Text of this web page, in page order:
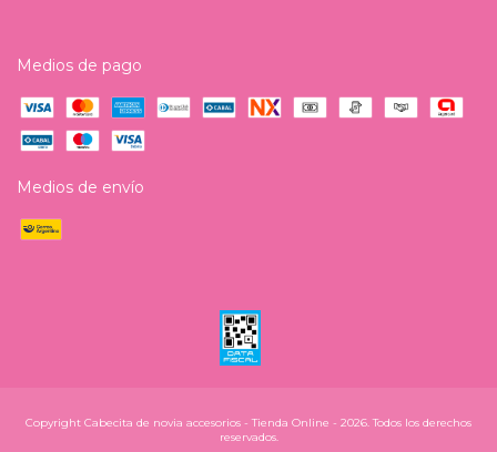
Medios de pago
Medios de envío
Copyright Cabecita de novia accesorios - Tienda Online - 2026. Todos los derechos
reservados.